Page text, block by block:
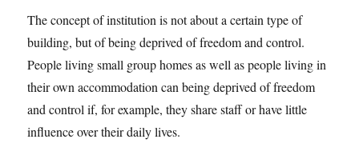
The concept of institution is not about a certain type of
building, but of being deprived of freedom and control.
People living small group homes as well as people living in
their own accommodation can being deprived of freedom
and control if, for example, they share staff or have little
influence over their daily lives.